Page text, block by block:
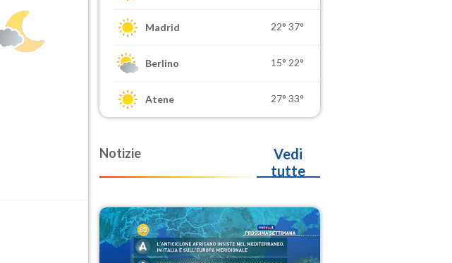
Madrid 22° 37°
Berlino 15° 22°
Atene 27° 33°
Notizie
Vedi
tutte